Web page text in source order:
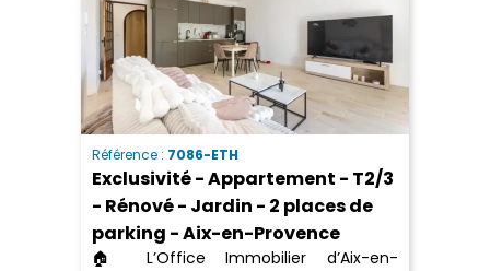
Référence : 7086-ETH
Exclusivité - Appartement - T2/3
- Rénové - Jardin - 2 places de
parking - Aix-en-Provence
🏠 L’Office Immobilier d’Aix-en-